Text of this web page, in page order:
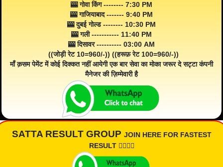
🎰 गोवा किंग -------- 7:30 PM
🎰 गाजियाबाद ------- 9:40 PM
🎰 दुबई गोल्ड -------- 10:30 PM
🎰 गली ----------- 11:40 PM
🎰 दिसावर ---------- 03:00 AM
((जोड़ी रेट 10=960/-)) ((हरूफ़ रेट 100=960/-))
माँ क़सम पेमेंट में कोई दिक्कत नहीं आयेगी एक बार सेवा का मोका जरूर दे सट्टा कंपनी
मैनेजर की ज़िम्मेवारी है
SATTA RESULT GROUP JOIN HERE FOR FASTEST
RESULT 👇🏾👇🏾